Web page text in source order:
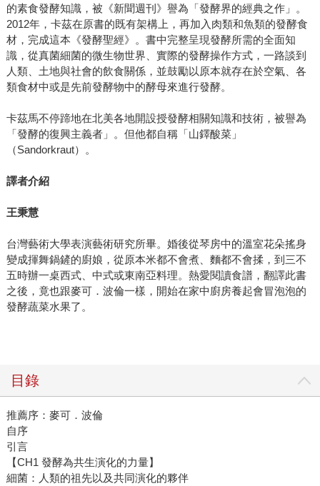
的素食發酵知識，被《新聞週刊》譽為「發酵界的經典之作」。
2012年，卡茲在原書的既有架構上，再加入肉類和魚類的發酵食
材，完成這本《發酵聖經》。書中完整呈現發酵所需的全面知
識，從真菌細菌的微生物世界、實際的發酵操作方式，一路談到
人類、土地與社會的飲食關係，並鼓勵以原本就存在於空氣、各
類食材中或是先前發酵物中的酵母來進行發酵。
卡茲馬不停蹄地在北美各地開設授發酵相關知識和技術，被譽為
「發酵的復興主義者」。但他都自稱「山鐸酸菜」
（Sandorkraut）。
譯者介紹
王秉慧
台灣藝術大學表演藝術研究所畢。婚後從琴房中的溫室花朵搖身
變成揮舞鍋鏟的廚娘，從原本米都不會煮、麵都不會揉，到三不
五時辦一桌西式、中式或東南亞料理。熱愛閱讀食譜，翻譯此書
之後，竟也跟麥可．波倫一樣，開始在家中廚房養起會冒泡泡的
發酵蔬菜水果了。
目錄
推薦序：麥可．波倫
自序
引言
【CH1 發酵為共生演化的力量】
細菌：人類的祖先以及共同演化的夥伴